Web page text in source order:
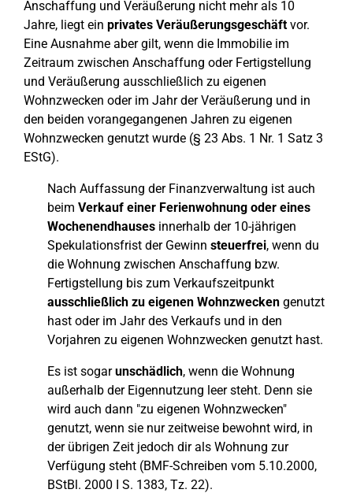
Anschaffung und Veräußerung nicht mehr als 10
Jahre, liegt ein privates Veräußerungsgeschäftvor.
Eine Ausnahme aber gilt, wenn die Immobilie im
Zeitraum zwischen Anschaffung oder Fertigstellung
und Veräußerung ausschließlich zu eigenen
Wohnzwecken oder im Jahr der Veräußerung und in
den beiden vorangegangenen Jahren zu eigenen
Wohnzwecken genutzt wurde (§ 23 Abs. 1 Nr. 1 Satz 3
EStG).
Nach Auffassung der Finanzverwaltung ist auch
beim Verkauf einer Ferienwohnung oder eines
Wochenendhauses innerhalb der 10-jährigen
Spekulationsfrist der Gewinn steuerfrei, wenn du
die Wohnung zwischen Anschaffung bzw.
Fertigstellung bis zum Verkaufszeitpunkt
ausschließlich zu eigenen Wohnzwecken genutzt
hast oder im Jahr des Verkaufs und in den
Vorjahren zu eigenen Wohnzwecken genutzt hast.
Es ist sogarunschädlich, wenn die Wohnung
außerhalb der Eigennutzung leer steht. Denn sie
wird auch dann "zu eigenen Wohnzwecken"
genutzt, wenn sie nur zeitweise bewohnt wird, in
der übrigen Zeit jedoch dir als Wohnung zur
Verfügung steht (BMF-Schreiben vom 5.10.2000,
BStBl. 2000 I S. 1383, Tz. 22).